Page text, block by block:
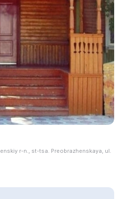
r-n., st-tsa. Preobrazhenskaya, ul.